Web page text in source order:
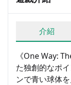
介紹
《One Way:
た独創的なポ
ンで青い球体